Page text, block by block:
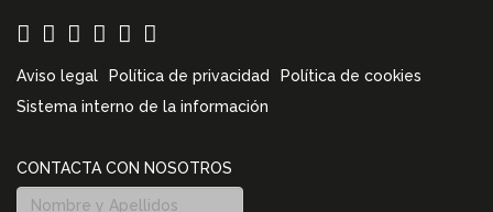
Aviso legal Política de privacidad
Política de cookies
Sistema interno de la información
CONTACTA CON NOSOTROS